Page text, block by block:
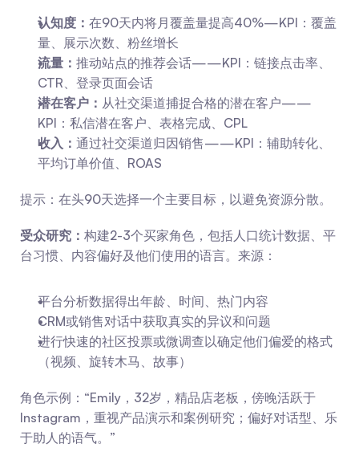
认知度： 在90天内将月覆盖量提高40%—KPI：覆盖
量、展示次数、粉丝增长
流量： 推动站点的推荐会话——KPI：链接点击率、
CTR、登录页面会话
潜在客户： 从社交渠道捕捉合格的潜在客户——
KPI：私信潜在客户、表格完成、CPL
收入： 通过社交渠道归因销售——KPI：辅助转化、
平均订单价值、ROAS
提示：在头90天选择一个主要目标，以避免资源分散。
受众研究： 构建2-3个买家角色，包括人口统计数据、平
台习惯、内容偏好及他们使用的语言。来源：
平台分析数据得出年龄、时间、热门内容
CRM或销售对话中获取真实的异议和问题
进行快速的社区投票或微调查以确定他们偏爱的格式
（视频、旋转木马、故事）
角色示例：“Emily，32岁，精品店老板，傍晚活跃于
Instagram，重视产品演示和案例研究；偏好对话型、乐
于助人的语气。”